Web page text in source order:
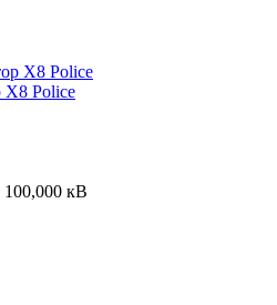
X8 Police
100,000 кВ